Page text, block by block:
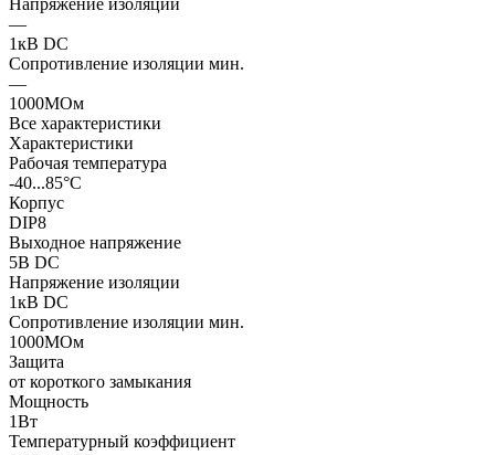
—
1кВ DC
Сопротивление изоляции мин.
—
1000МОм
Все характеристики
Характеристики
Рабочая температура
-40...85°C
Корпус
DIP8
Выходное напряжение
5В DC
Напряжение изоляции
1кВ DC
Сопротивление изоляции мин.
1000МОм
Защита
от короткого замыкания
Мощность
1Вт
Температурный коэффициент